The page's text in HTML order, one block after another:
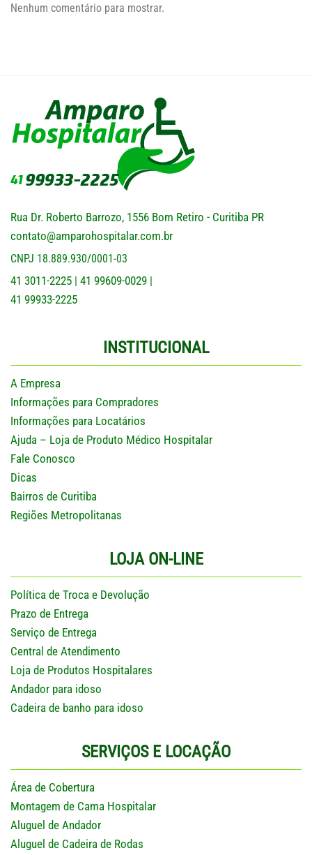
Nenhum comentário para mostrar.
Rua Dr. Roberto Barrozo, 1556 Bom Retiro - Curitiba PR
contato@amparohospitalar.com.br
CNPJ 18.889.930/0001-03
41 3011-2225 | 41 99609-0029 |
41 99933-2225
INSTITUCIONAL
A Empresa
Informações para Compradores
Informações para Locatários
Ajuda – Loja de Produto Médico Hospitalar
Fale Conosco
Dicas
Bairros de Curitiba
Regiões Metropolitanas
LOJA ON-LINE
Política de Troca e Devolução
Prazo de Entrega
Serviço de Entrega
Central de Atendimento
Loja de Produtos Hospitalares
Andador para idoso
Cadeira de banho para idoso
SERVIÇOS E LOCAÇÃO
Área de Cobertura
Montagem de Cama Hospitalar
Aluguel de Andador
Aluguel de Cadeira de Rodas